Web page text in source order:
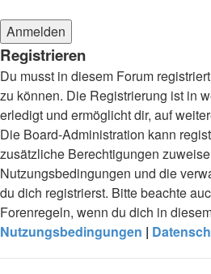
Registrieren
Du musst in diesem Forum
zu können. Die Registrierung ist in
erledigt und ermöglicht dir, auf
Die Board-Administration kann
zusätzliche Berechtigungen
Nutzungsbedingungen und die
du dich registrierst. Bitte beachte
Forenregeln, wenn du dich in
Nutzungsbedingungen |